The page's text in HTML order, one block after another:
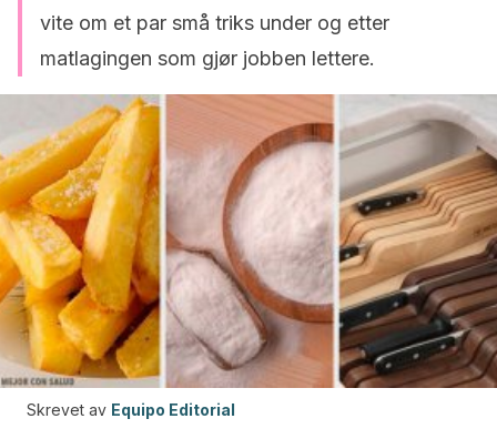
vite om et par små triks under og etter
matlagingen som gjør jobben lettere.
Skrevet av Equipo Editorial